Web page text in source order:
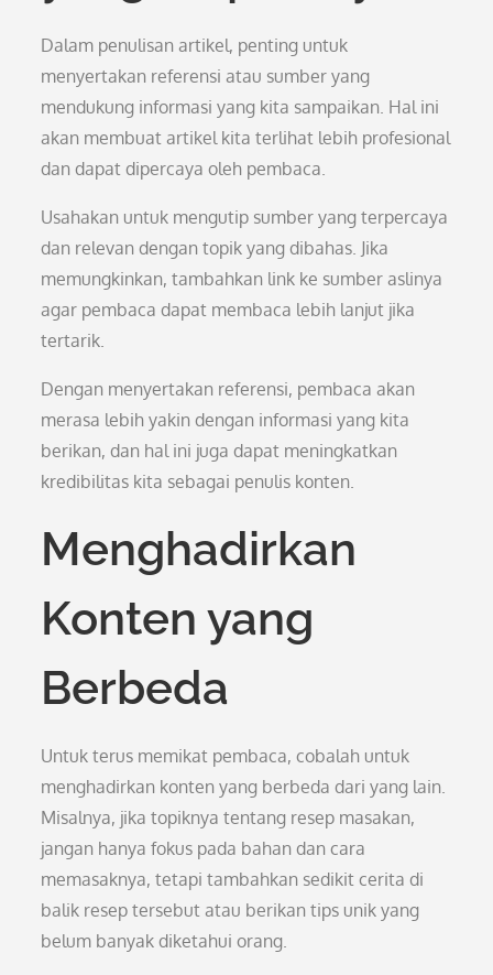
Dalam penulisan artikel, penting untuk
menyertakan referensi atau sumber yang
mendukung informasi yang kita sampaikan. Hal ini
akan membuat artikel kita terlihat lebih profesional
dan dapat dipercaya oleh pembaca.
Usahakan untuk mengutip sumber yang terpercaya
dan relevan dengan topik yang dibahas. Jika
memungkinkan, tambahkan link ke sumber aslinya
agar pembaca dapat membaca lebih lanjut jika
tertarik.
Dengan menyertakan referensi, pembaca akan
merasa lebih yakin dengan informasi yang kita
berikan, dan hal ini juga dapat meningkatkan
kredibilitas kita sebagai penulis konten.
Menghadirkan
Konten yang
Berbeda
Untuk terus memikat pembaca, cobalah untuk
menghadirkan konten yang berbeda dari yang lain.
Misalnya, jika topiknya tentang resep masakan,
jangan hanya fokus pada bahan dan cara
memasaknya, tetapi tambahkan sedikit cerita di
balik resep tersebut atau berikan tips unik yang
belum banyak diketahui orang.